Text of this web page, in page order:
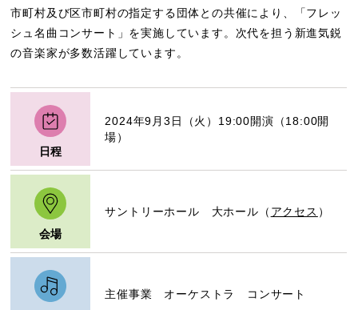
市町村及び区市町村の指定する団体との共催により、「フレッ
シュ名曲コンサート」を実施しています。次代を担う新進気鋭
の音楽家が多数活躍しています。
日程
2024年9月3日（火）19:00開演（18:00開
場）
会場
サントリーホール 大ホール（ アクセス ）
主催事業 オーケストラ コンサート